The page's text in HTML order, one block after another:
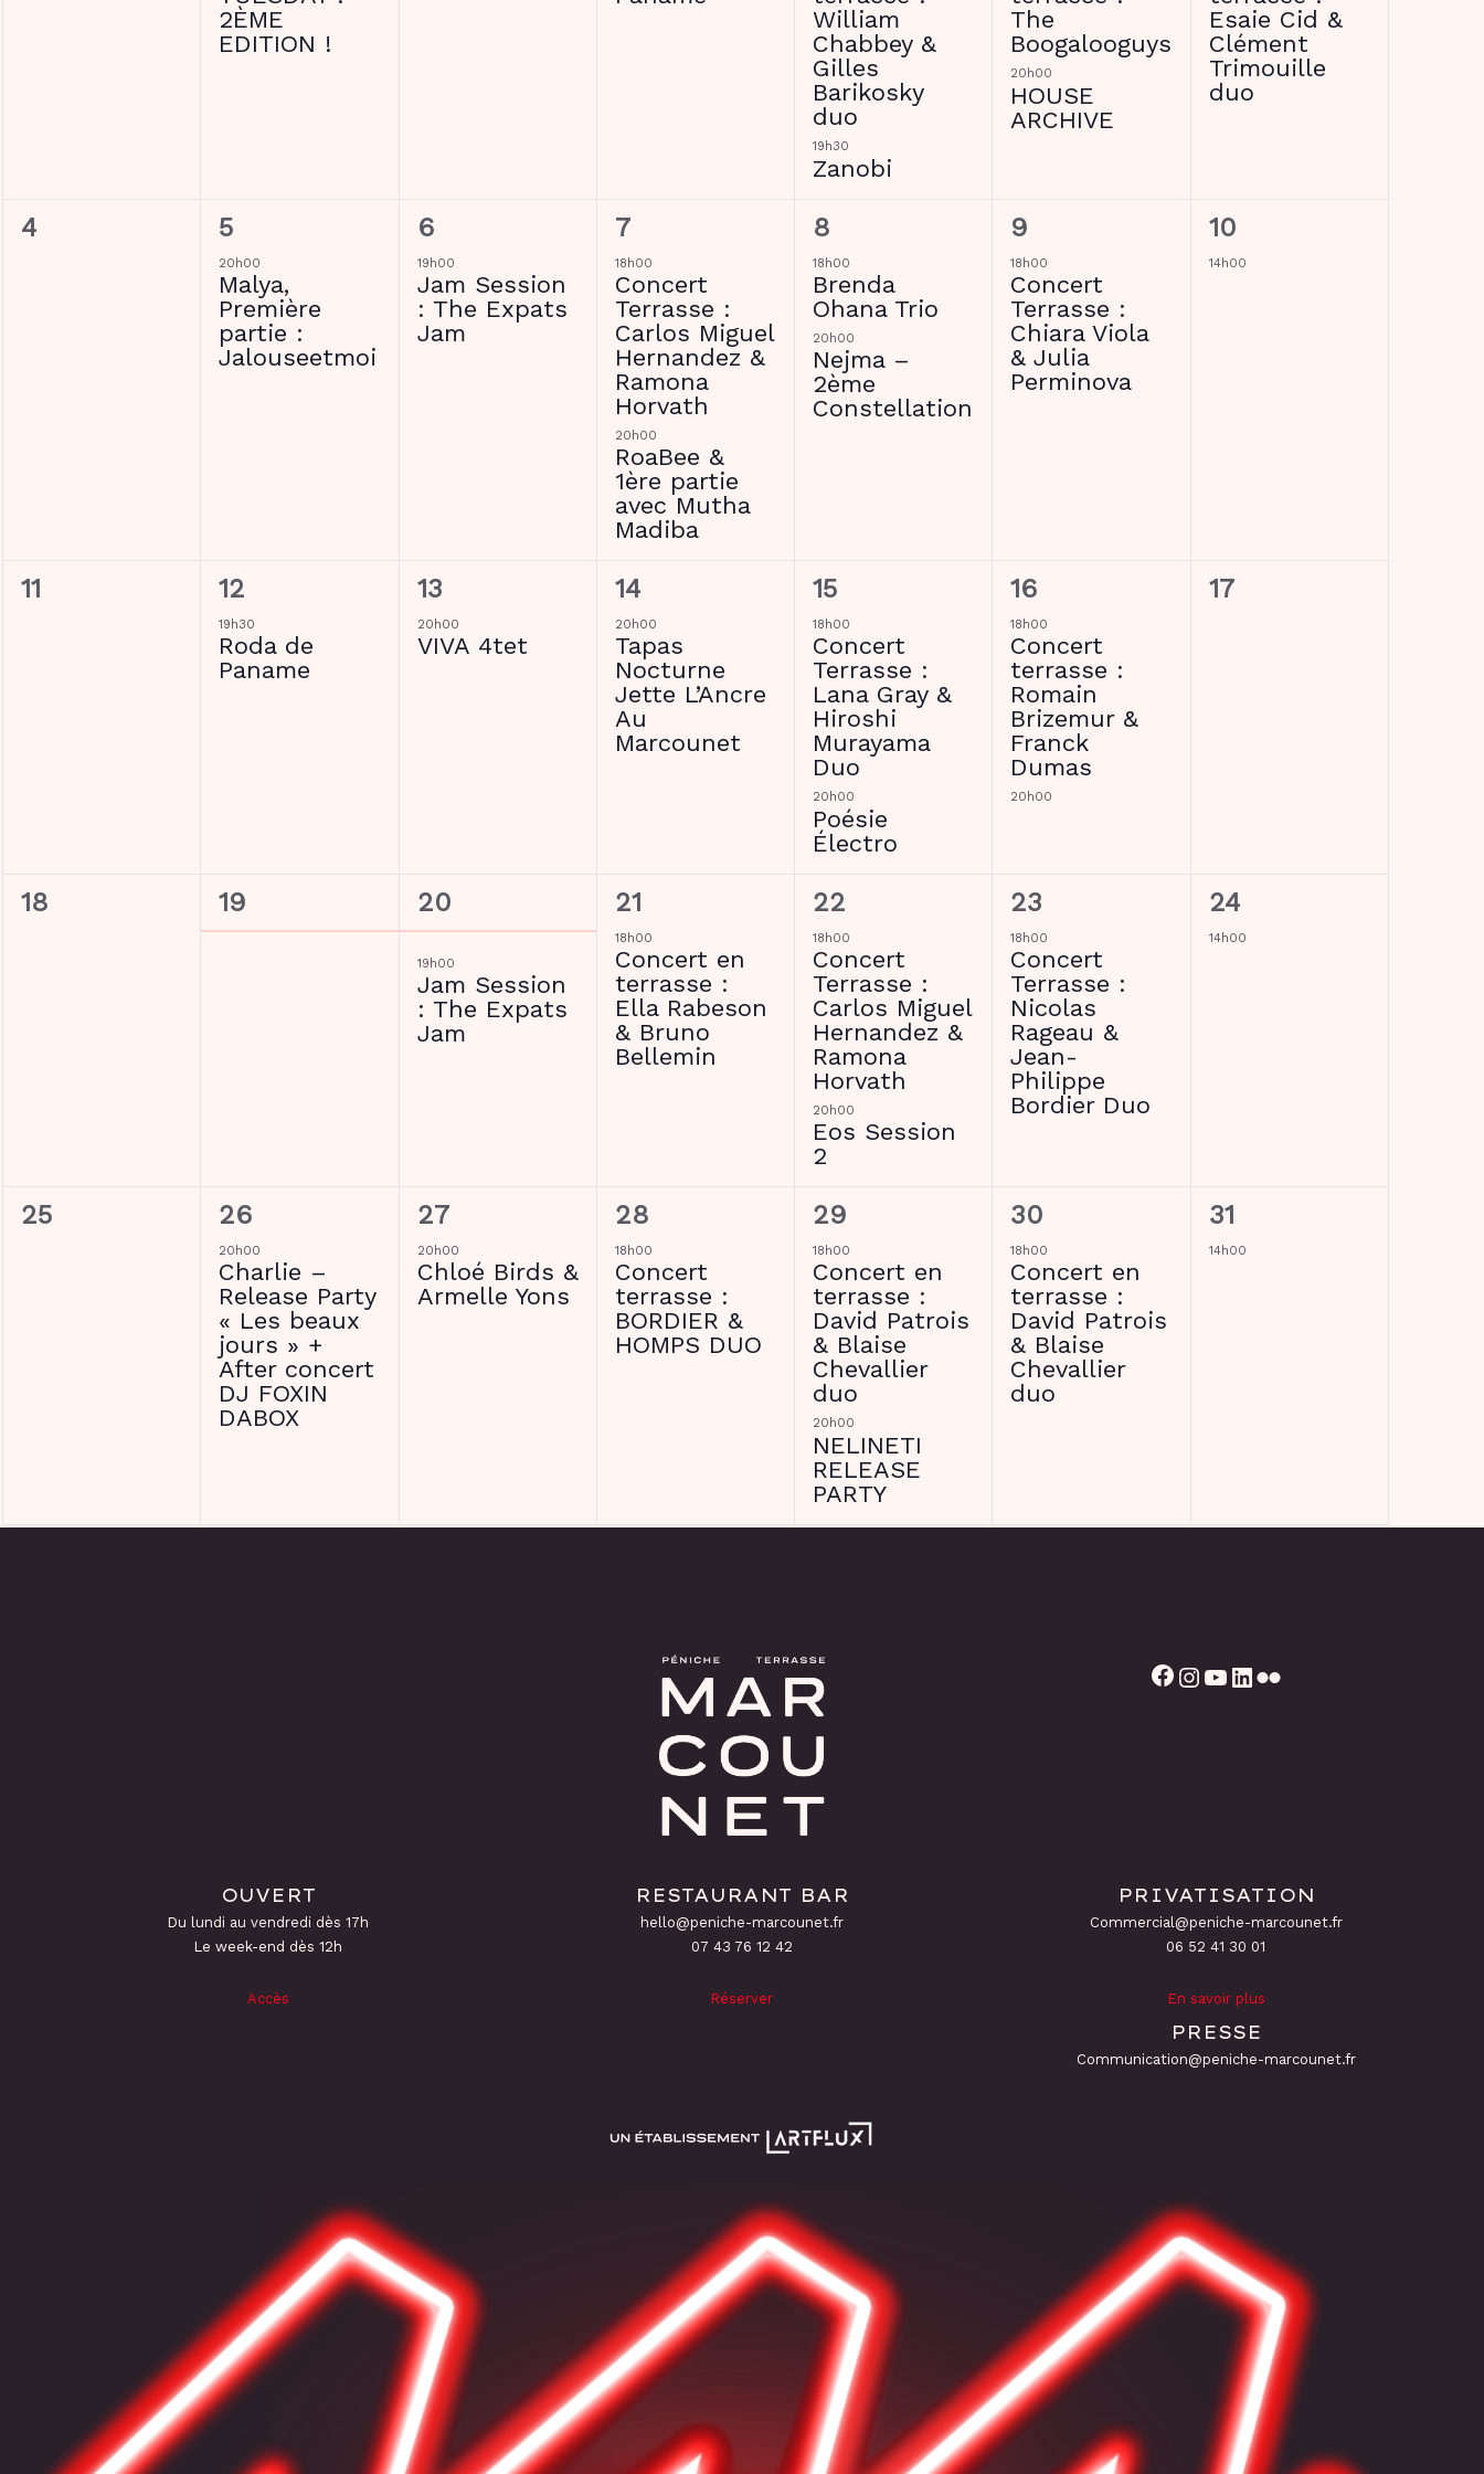
2ÈME
EDITION !
William
Chabbey &
Gilles
Barikosky
duo
19h30
Zanobi
The
Boogalooguys
20h00
HOUSE
ARCHIVE
Esaie Cid &
Clément
Trimouille
duo
0
4
1
évènement,
5
20h00
Malya,
Première
partie :
Jalouseetmoi
1
évènement,
6
19h00
Jam Session
: The Expats
Jam
2
évènements,
7
18h00
Concert
Terrasse :
Carlos Miguel
Hernandez &
Ramona
Horvath
20h00
RoaBee &
1ère partie
avec Mutha
Madiba
2
évènements,
8
18h00
Brenda
Ohana Trio
20h00
Nejma –
2ème
Constellation
1
évènement,
9
18h00
Concert
Terrasse :
Chiara Viola
& Julia
Perminova
1
évènement,
10
14h00
0
11
1
évènement,
12
19h30
Roda de
Paname
1
évènement,
13
20h00
VIVA 4tet
1
évènement,
14
20h00
Tapas
Nocturne
Jette L’Ancre
Au
Marcounet
2
évènements,
15
18h00
Concert
Terrasse :
Lana Gray &
Hiroshi
Murayama
Duo
20h00
Poésie
Électro
2
évènements,
16
18h00
Concert
terrasse :
Romain
Brizemur &
Franck
Dumas
20h00
0
17
0
18
1
évènement,
19
2
évènements,
20
19h00
Jam Session
: The Expats
Jam
1
évènement,
21
18h00
Concert en
terrasse :
Ella Rabeson
& Bruno
Bellemin
2
évènements,
22
18h00
Concert
Terrasse :
Carlos Miguel
Hernandez &
Ramona
Horvath
20h00
Eos Session
2
1
évènement,
23
18h00
Concert
Terrasse :
Nicolas
Rageau &
Jean-
Philippe
Bordier Duo
1
évènement,
24
14h00
0
25
1
évènement,
26
20h00
Charlie –
Release Party
« Les beaux
jours » +
After concert
DJ FOXIN
DABOX
1
évènement,
27
20h00
Chloé Birds &
Armelle Yons
1
évènement,
28
18h00
Concert
terrasse :
BORDIER &
HOMPS DUO
2
évènements,
29
18h00
Concert en
terrasse :
David Patrois
& Blaise
Chevallier
duo
20h00
NELINETI
RELEASE
PARTY
1
évènement,
30
18h00
Concert en
terrasse :
David Patrois
& Blaise
Chevallier
duo
1
évènement,
31
14h00
Facebook Instagram YouTube
OUVERT
Du lundi au vendredi dès 17h
Le week-end dès 12h
Accès
RESTAURANT BAR
hello@peniche-marcounet.fr
‭07 43 76 12 42
Réserver
PRIVATISATION
Commercial@peniche-marcounet.fr
06 52 41 30 01
En savoir plus
PRESSE
Communication@peniche-marcounet.fr